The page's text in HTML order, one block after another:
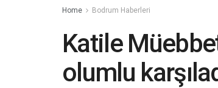
Home Bodrum Haberleri
Katile
olumlu